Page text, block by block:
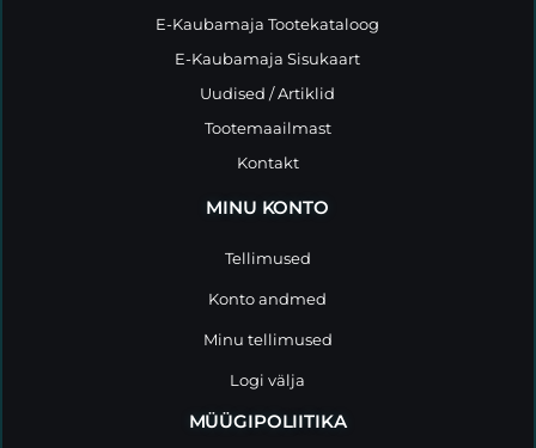
E-Kaubamaja Tootekataloog
E-Kaubamaja Sisukaart
Uudised / Artiklid
Tootemaailmast
Kontakt
MINU KONTO
Tellimused
Konto andmed
Minu tellimused
Logi välja
MÜÜGIPOLIITIKA